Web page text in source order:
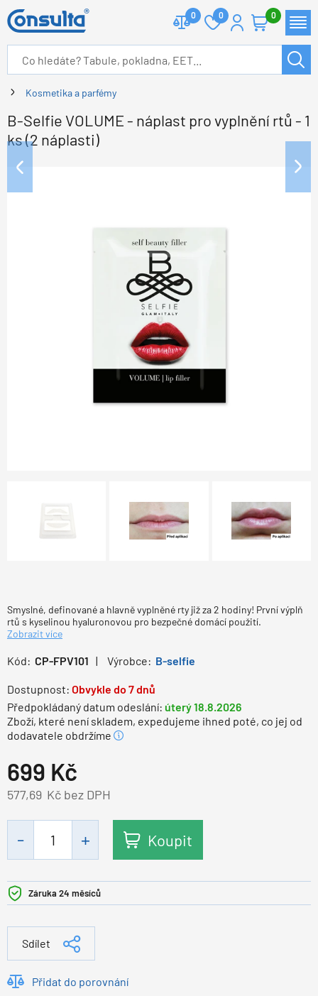
0 0 0
Kosmetika a parfémy
B-Selfie VOLUME - náplast pro vyplnění rtů - 1
ks (2 náplasti)
Smyslné, definované a hlavně vyplněné rty již za 2 hodiny! První výplň
rtů s kyselinou hyaluronovou pro bezpečné domácí použití.
Zobrazit více
Kód: CP-FPV101 Výrobce: B-selfie
Dostupnost: Obvykle do 7 dnů
Předpokládaný datum odeslání: úterý 18.8.2026
Zboží, které není skladem, expedujeme ihned poté, co jej od
dodavatele obdržíme
699 Kč
Kč bez DPH
577,69
Koupit
Záruka 24 měsíců
Sdílet
Přidat do porovnání